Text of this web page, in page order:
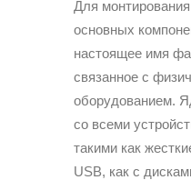
Для
основных
настоящее имя
связанное с
оборудованием.
со всеми
такими как
USB, как с